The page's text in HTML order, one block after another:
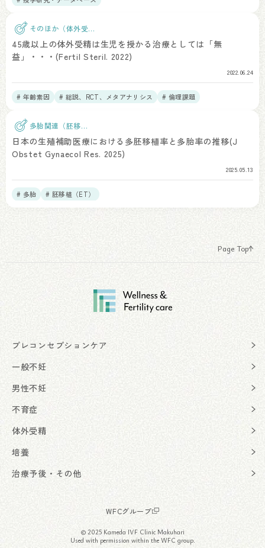
そのほか（体外受
45歳以上の体外受精は生児を授かる治療としては「無
益」・・・(Fertil Steril. 2022)
2022.06.24
# 年齢素因 # 総説、RCT、メタアナリシス # 倫理課題
多胎関連（胚移
植）
日本の生殖補助医療における多胚移植率と多胎率の推移(J
Obstet Gynaecol Res. 2025)
2025.05.13
# 多胎 # 胚移植（ET）
Page Top
プレコンセプションケア
一般不妊
男性不妊
不育症
体外受精
培養
治療予後・その他
WFCグループ
© 2025 Kameda IVF Clinic Makuhari
Used with permission within the WFC group.